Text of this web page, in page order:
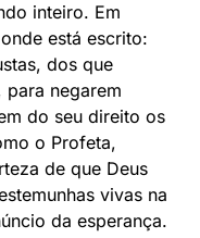
inteiro. Em
está escrito:
dos que
negarem
do seu direito os
o Profeta,
de que Deus
vivas na
da esperança.